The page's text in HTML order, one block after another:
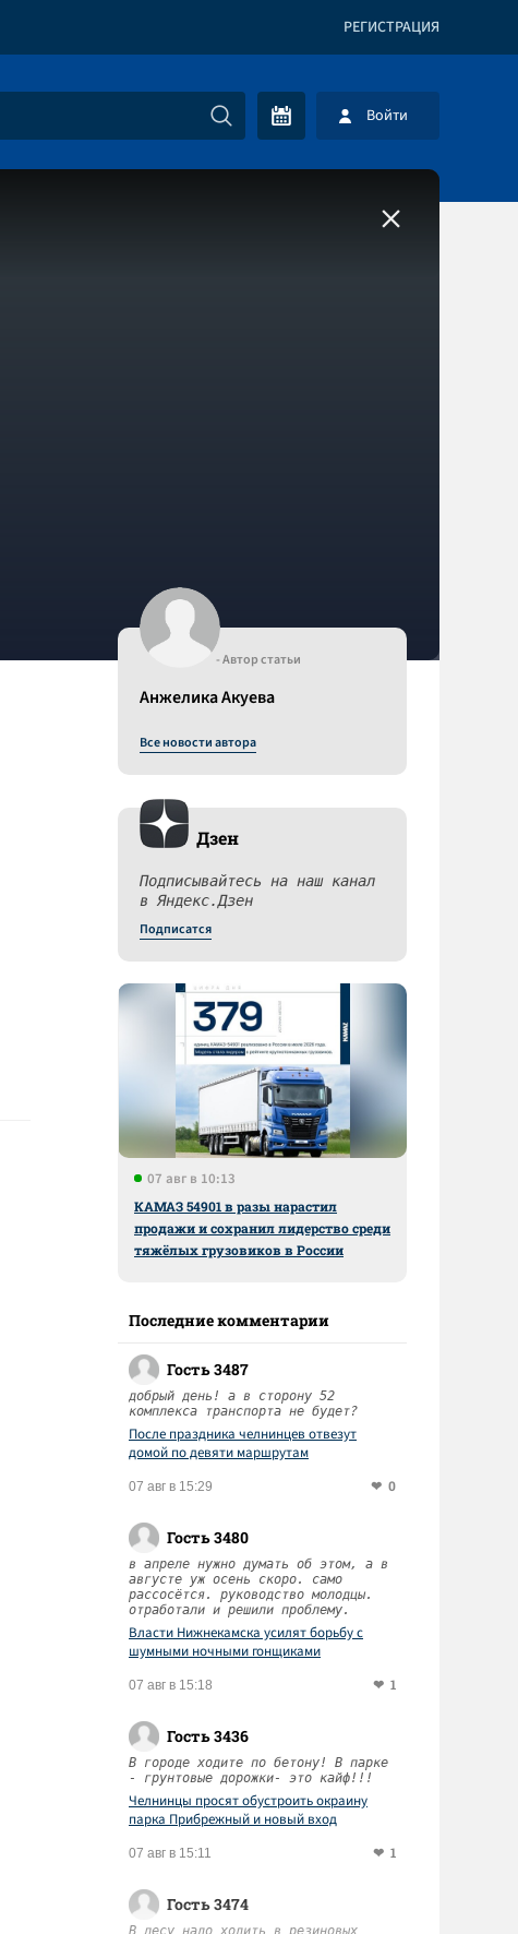
РЕГИСТРАЦИЯ
Войти
- Автор статьи
Анжелика Акуева
Все новости автора
Дзен
Подписывайтесь на наш канал
в Яндекс.Дзен
Подписатся
07 авг в 10:13
КАМАЗ 54901 в разы нарастил
продажи и сохранил лидерство среди
тяжёлых грузовиков в России
Последние комментарии
Гость 3487
добрый день! а в сторону 52
комплекса транспорта не будет?
После праздника челнинцев отвезут
домой по девяти маршрутам
07 авг в 15:29 0
Гость 3480
в апреле нужно думать об этом, а в
августе уж осень скоро. само
рассосётся. руководство молодцы.
отработали и решили проблему.
Власти Нижнекамска усилят борьбу с
шумными ночными гонщиками
07 авг в 15:18 1
Гость 3436
В городе ходите по бетону! В парке
- грунтовые дорожки- это кайф!!!
Челнинцы просят обустроить окраину
парка Прибрежный и новый вход
07 авг в 15:11 1
Гость 3474
В лесу надо ходить в резиновых